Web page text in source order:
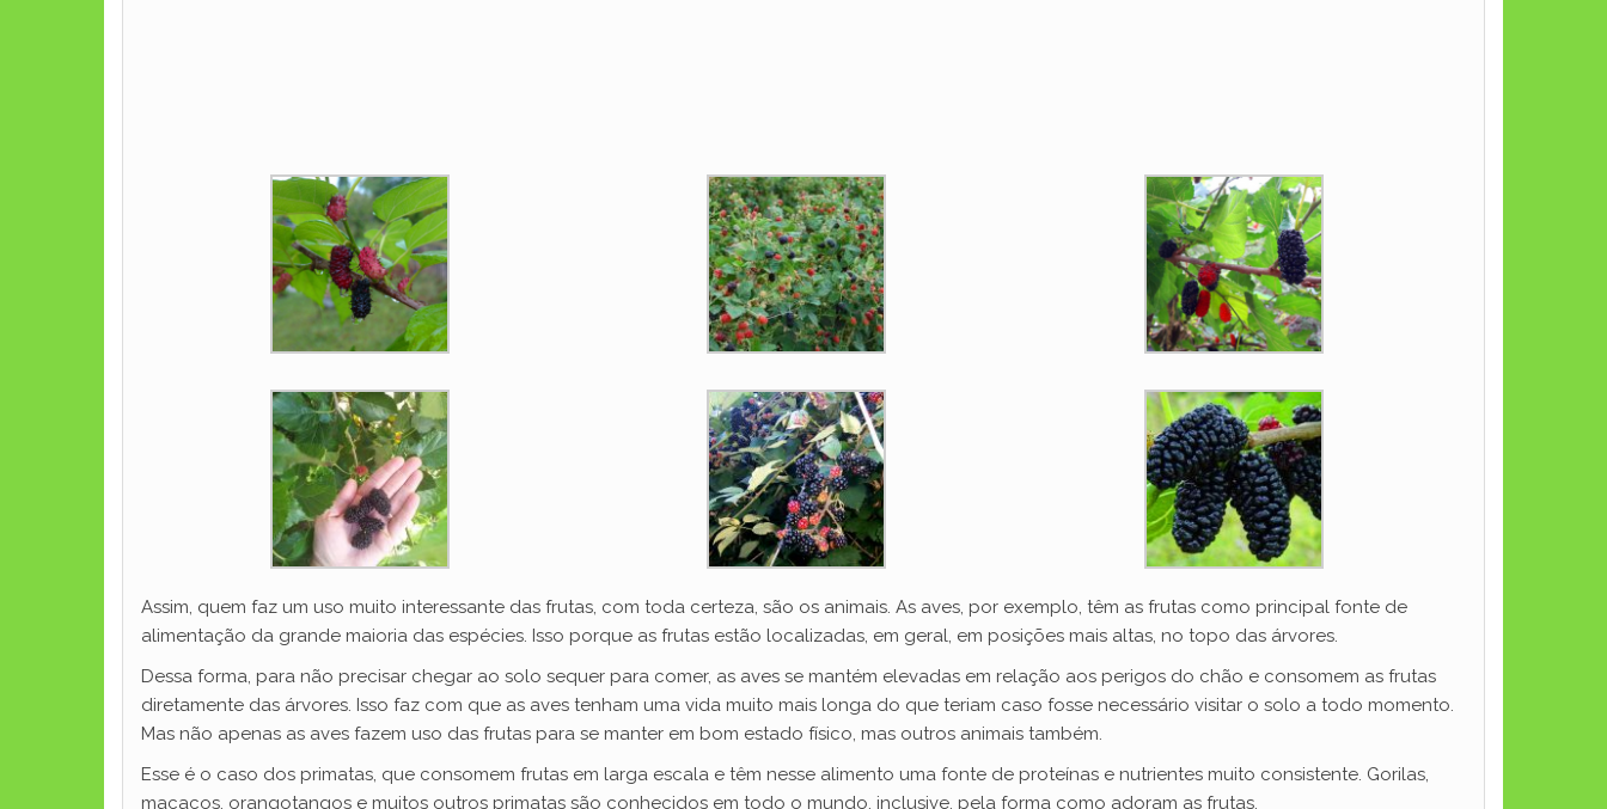
Assim, quem faz um uso muito interessante das frutas, com toda certeza, são os animais. As aves, por exemplo, têm as frutas como principal fonte de
alimentação da grande maioria das espécies. Isso porque as frutas estão localizadas, em geral, em posições mais altas, no topo das árvores.
Dessa forma, para não precisar chegar ao solo sequer para comer, as aves se mantém elevadas em relação aos perigos do chão e consomem as frutas
diretamente das árvores. Isso faz com que as aves tenham uma vida muito mais longa do que teriam caso fosse necessário visitar o solo a todo momento.
Mas não apenas as aves fazem uso das frutas para se manter em bom estado físico, mas outros animais também.
Esse é o caso dos primatas, que consomem frutas em larga escala e têm nesse alimento uma fonte de proteínas e nutrientes muito consistente. Gorilas,
macacos, orangotangos e muitos outros primatas são conhecidos em todo o mundo, inclusive, pela forma como adoram as frutas.